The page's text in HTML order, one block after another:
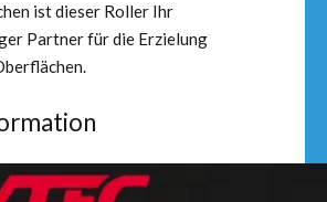
ist dieser Roller Ihr
Partner für die Erzielung